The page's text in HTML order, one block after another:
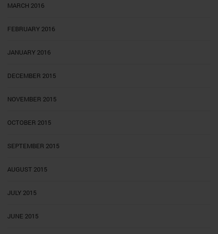
MARCH 2016
FEBRUARY 2016
JANUARY 2016
DECEMBER 2015
NOVEMBER 2015
OCTOBER 2015
SEPTEMBER 2015
AUGUST 2015
JULY 2015
JUNE 2015